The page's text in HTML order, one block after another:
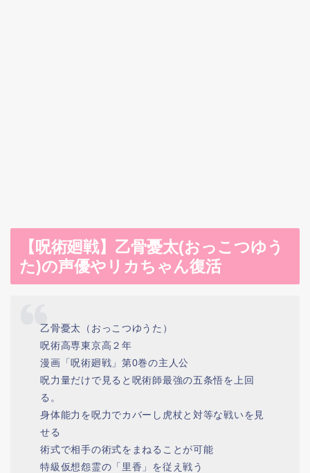
【呪術廻戦】乙骨憂太(おっこつゆう
た)の声優やリカちゃん復活
乙骨憂太（おっこつゆうた）
呪術高専東京高２年
漫画「呪術廻戦」第0巻の主人公
呪力量だけで見ると呪術師最強の五条悟を上回
る。
身体能力を呪力でカバーし虎杖と対等な戦いを見
せる
術式で相手の術式をまねることが可能
特級仮想怨霊の「里香」を従え戦う